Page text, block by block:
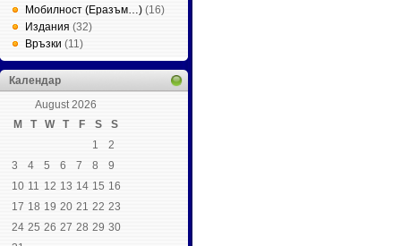
Мобилност (Еразъм…) (16)
Издания (32)
Връзки (11)
Календар
August 2026
M
T W T F S
S
1
2
3
4 5 6 7 8
9
10 11 12 13 14 15 16
17 18 19 20 21 22 23
24 25 26 27 28 29 30